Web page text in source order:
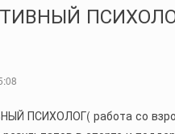
ПСИХОЛОГ( работа со